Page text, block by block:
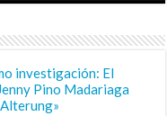
investigación: El
Pino Madariaga